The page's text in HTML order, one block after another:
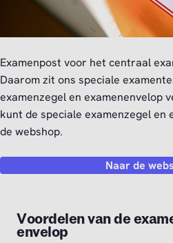
Examenpost voor het centraal
Daarom zit ons speciale
examenzegel en examenenvelop
kunt de speciale examenzegel en
de webshop.
Naar de
Voordelen van de
envelop